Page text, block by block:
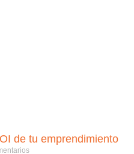
de tu emprendimiento